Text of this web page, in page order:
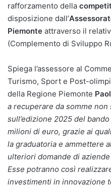
rafforzamento della
disposizione dall’
Piemonte attraverso il
(Complemento di Sviluppo
Spiega l’assessore al
Turismo, Sport e Post-
della Regione Piemonte
a recuperare da somme
sull’edizione 2025 del
milioni di euro, grazie ai
la graduatoria e ammettere
ulteriori domande di
Esse potranno così
investimenti in innovazione